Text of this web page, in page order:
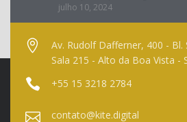
julho 10, 2024
Av. Rudolf Dafferner, 400 - Bl.
Sala 215 - Alto da Boa Vista -
+55 15 3218 2784
contato@kite.digital